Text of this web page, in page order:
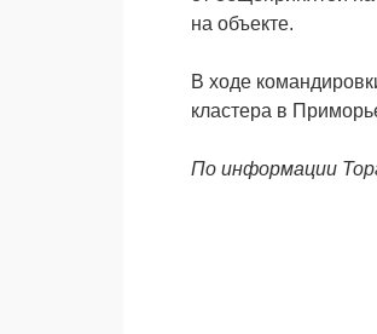
на объекте.
В ходе
кластера в
По информации